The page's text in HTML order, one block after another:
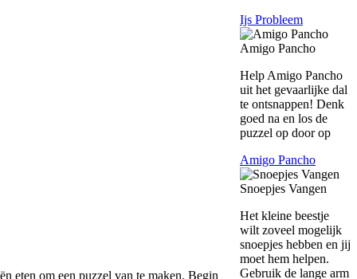
eten om een puzzel van te maken. Begin
Ijs Probleem
Amigo Pancho
Help Amigo Pancho
uit het gevaarlijke dal
te ontsnappen! Denk
goed na en los de
puzzel op door op
Amigo Pancho
Snoepjes Vangen
Het kleine beestje
wilt zoveel mogelijk
snoepjes hebben en jij
moet hem helpen.
Gebruik de lange arm